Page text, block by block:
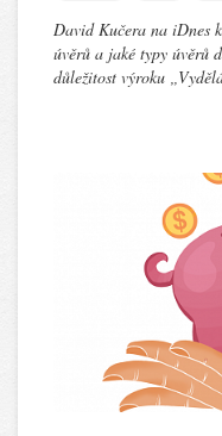
David Kučera na iDnes
úvěrů a jaké typy úvěrů
důležitost výroku